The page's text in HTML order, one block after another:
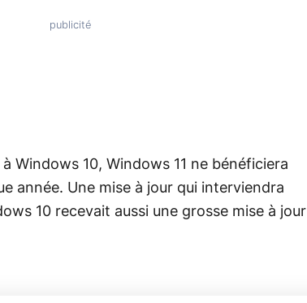
Windows 10, Windows 11 ne bénéficiera
année. Une mise à jour qui interviendra
10 recevait aussi une grosse mise à jour